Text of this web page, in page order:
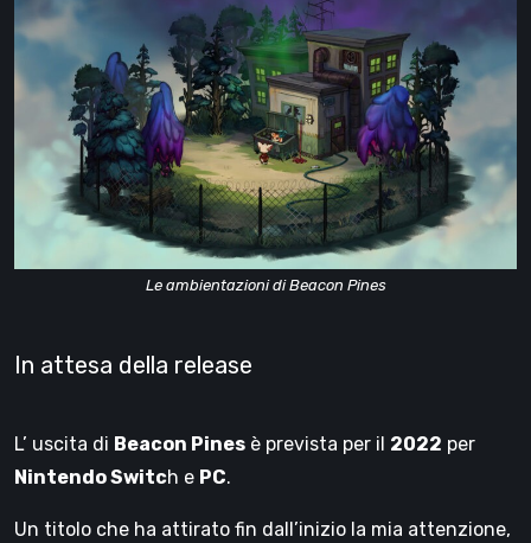
Le ambientazioni di Beacon Pines
In attesa della release
L’ uscita di Beacon Pines è prevista per il 2022 per
Nintendo Switch e PC.
Un titolo che ha attirato fin dall’inizio la mia attenzione,